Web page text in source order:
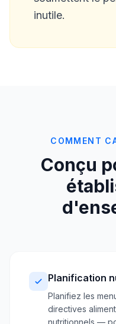
inutile.
COMMENT
Conçu
Planification
Planifiez les
directives
nutritionnels —